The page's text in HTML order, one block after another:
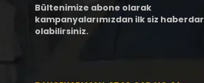
Bültenimize abone olarak
kampanyalarımızdan ilk siz haberdar
olabilirsiniz.